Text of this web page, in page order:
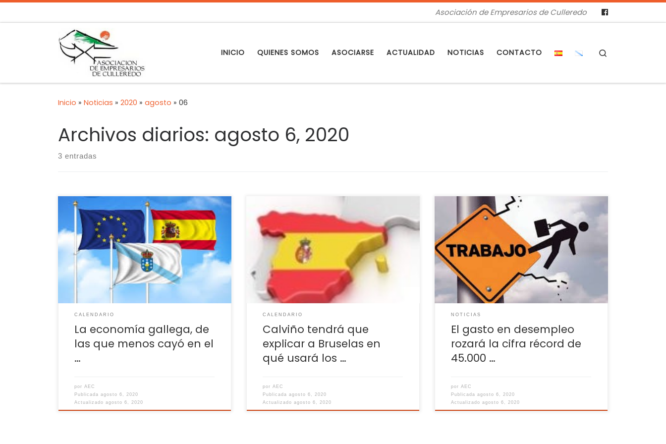
Asociación de Empresarios de Culleredo
INICIO QUIENES SOMOS ASOCIARSE ACTUALIDAD NOTICIAS CONTACTO
Inicio » Noticias » 2020 » agosto » 06
Archivos diarios: agosto 6, 2020
3 entradas
Según la AIREF, el PIB de la comunidad se
contrajo un 14,9 % intertrimestral y un 18,2 %
interanual, a distancia del 18,5 y el 22,1 % de la
caída nacional Galicia fue de las
comunidades en las que menos cayó su
economía durante el segundo trimestre del
año. En […]
CALENDARIO
La economía gallega, de
las que menos cayó en el
…
porAEC
Publicadaagosto 6, 2020
Actualizadoagosto 6, 2020
A falta de conocer los gobiernos definitivos
que pidan créditos, había 18 de 27 España ha
sido el primer país que ha solicitado fondos,
20.000 millones El Gobierno ha cifrado en
26.280 millones el coste de las medidas
laborales El Gobierno tendrá que esperar
varios días para saber si Bruselas […]
CALENDARIO
Calviño tendrá que
explicar a Bruselas en
qué usará los …
porAEC
Publicadaagosto 6, 2020
Actualizadoagosto 6, 2020
La factura de las prestaciones a los
trabajadores en ERTE y a los parados será
más del doble que en 2019 y superará la
máxima cuantía pagada, 32.000 millones, en
2010 Aunque el Gobierno no ha hecho público
el gasto estimado para este año en
prestaciones por desempleo, las cifras […]
NOTICIAS
El gasto en desempleo
rozará la cifra récord de
45.000 …
porAEC
Publicadaagosto 6, 2020
Actualizadoagosto 6, 2020